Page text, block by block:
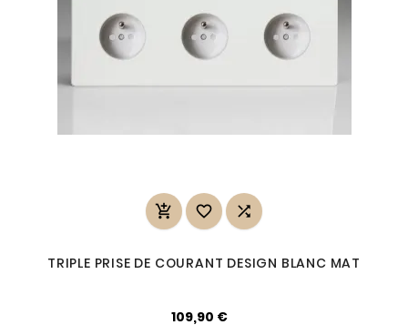
  
TRIPLE PRISE DE COURANT DESIGN BLANC MAT
109,90 €